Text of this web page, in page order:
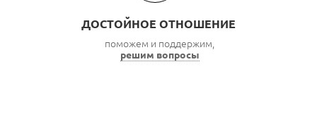
ДОСТОЙНОЕ ОТНОШЕНИЕ
поможем и поддержим,
решим вопросы